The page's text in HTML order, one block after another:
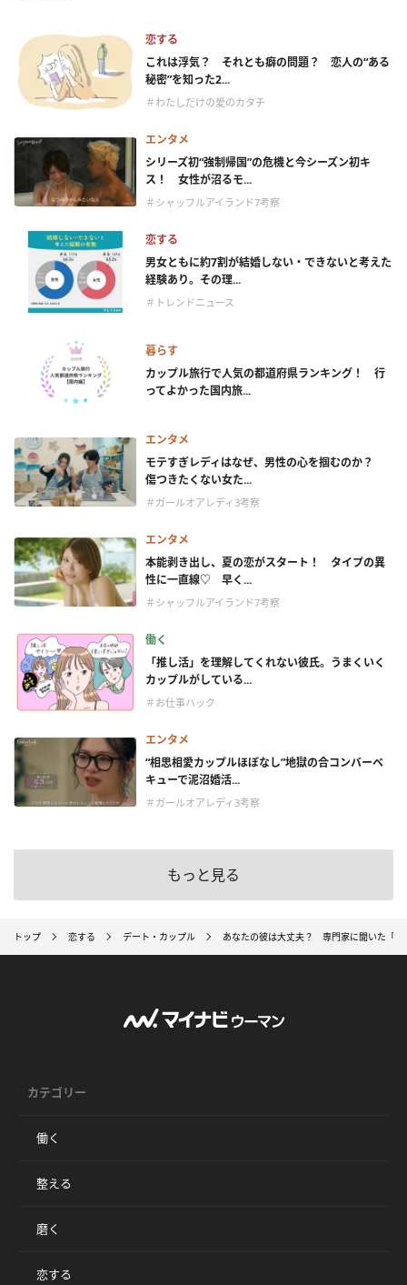
恋する
これは浮気？ それとも癖の問題？ 恋人の“ある
秘密”を知った2...
＃わたしだけの愛のカタチ
エンタメ
シリーズ初“強制帰国”の危機と今シーズン初キ
ス！ 女性が沼るモ...
＃シャッフルアイランド7考察
恋する
男女ともに約7割が結婚しない・できないと考えた
経験あり。その理...
＃トレンドニュース
暮らす
カップル旅行で人気の都道府県ランキング！ 行
ってよかった国内旅...
エンタメ
モテすぎレディはなぜ、男性の心を掴むのか？
傷つきたくない女た...
＃ガールオアレディ3考察
エンタメ
本能剥き出し、夏の恋がスタート！ タイプの異
性に一直線♡ 早く...
＃シャッフルアイランド7考察
働く
「推し活」を理解してくれない彼氏。うまくいく
カップルがしている...
＃お仕事ハック
エンタメ
“相思相愛カップルほぼなし”地獄の合コンバーベ
キューで泥沼婚活...
＃ガールオアレディ3考察
もっと見る
トップ 恋する デート・カップル あなたの彼は大丈夫？ 専門家に聞いた「
カテゴリー
働く
整える
磨く
恋する